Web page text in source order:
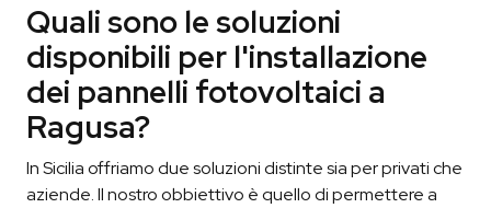
Quali sono le soluzioni
disponibili per l'installazione
dei pannelli fotovoltaici a
Ragusa?
In Sicilia offriamo due soluzioni distinte sia per privati che
aziende. Il nostro obbiettivo è quello di permettere a